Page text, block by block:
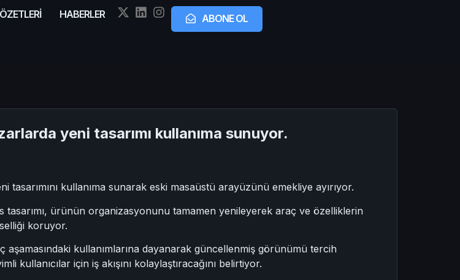
HABERLER ABONE OL
yeni tasarımı kullanıma sunuyor.
kullanıma sunarak eski masaüstü arayüzünü emekliye ayırıyor.
tasarımı, ürünün organizasyonunu tamamen yenileyerek araç ve özelliklerin
koruyor.
aşamasındaki kullanımlarına dayanarak güncellenmiş görünümü tercih
kullanıcılar için iş akışını kolaylaştıracağını belirtiyor.